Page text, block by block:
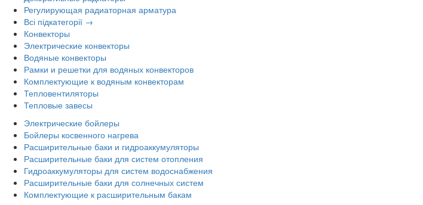
Регулирующая радиаторная арматура
Всі підкатегорії →
Конвекторы
Электрические конвекторы
Водяные конвекторы
Рамки и решетки для водяных конвекторов
Комплектующие к водяным конвекторам
Тепловентиляторы
Тепловые завесы
Электрические бойлеры
Бойлеры косвенного нагрева
Расширительные баки и гидроаккумуляторы
Расширительные баки для систем отопления
Гидроаккумуляторы для систем водоснабжения
Расширительные баки для солнечных систем
Комплектующие к расширительным бакам